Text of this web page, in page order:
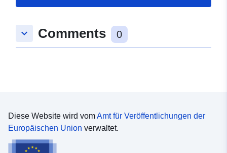
keyboard_arrow_down Comments 0
Diese Website wird vomAmt für Veröffentlichungen der
Europäischen Union verwaltet.